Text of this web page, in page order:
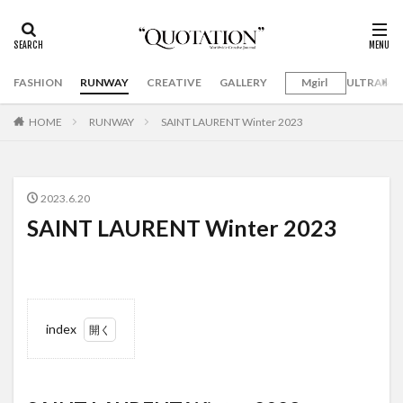
FASHION RUNWAY CREATIVE GALLERY Mgirl
HOME RUNWAY SAINT LAURENT Winter 2023
2023.6.20
SAINT LAURENT Winter 2023
index
1